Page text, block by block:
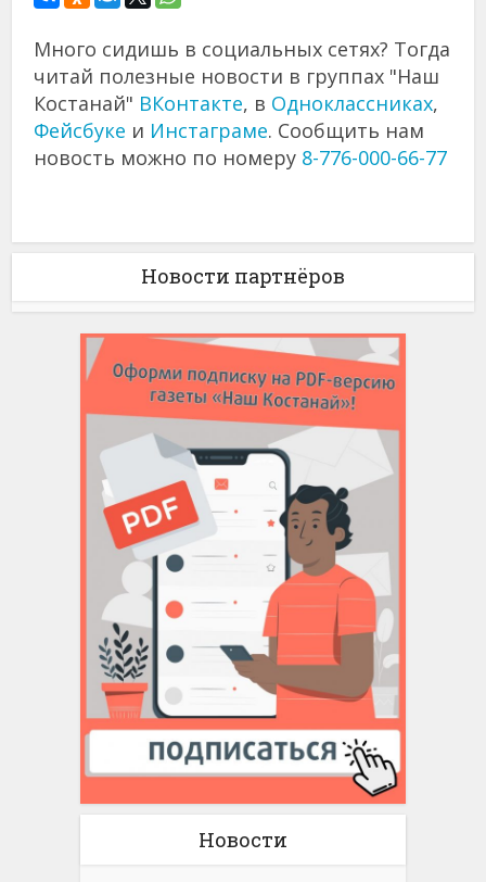
Много сидишь в социальных сетях? Тогда
читай полезные новости в группах "Наш
Костанай" ВКонтакте, в Одноклассниках,
Фейсбуке и Инстаграме. Сообщить нам
новость можно по номеру 8-776-000-66-77
Новости партнёров
Новости